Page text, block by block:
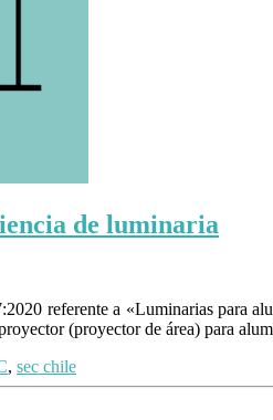
de luminaria
referente a «Luminarias para
(proyector de área) para
, sec chile